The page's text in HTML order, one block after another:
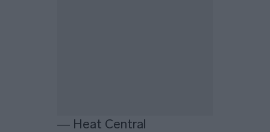
— Heat Central